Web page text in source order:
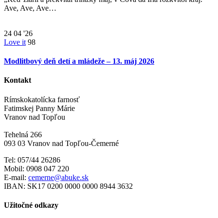
Ave, Ave, Ave…
24 04 '26
Love it 98
Modlitbový deň detí a mládeže – 13. máj 2026
Kontakt
Rímskokatolícka farnosť
Fatimskej Panny Márie
Vranov nad Topľou
Tehelná 266
093 03 Vranov nad Topľou-Čemerné
Tel: 057/44 26286
Mobil: 0908 047 220
E-mail: cemerne@abuke.sk
IBAN: SK17 0200 0000 0000 8944 3632
Užitočné odkazy